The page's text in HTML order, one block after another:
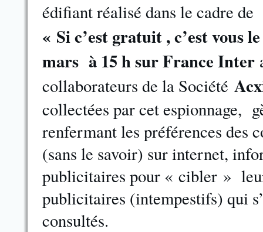
édifiant réalisé dans le cadre de
« Si c’est gratuit , c’est
mars à 15 h sur France Inter
collaborateurs de la Société
collectées par cet espionnage,
renfermant les préférences des
(sans le savoir) sur internet,
publicitaires pour « cibler »
publicitaires (intempestifs) qui
consultés.